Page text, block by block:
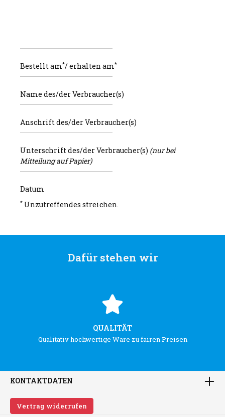
Bestellt am*/ erhalten am*
Name des/der Verbraucher(s)
Anschrift des/der Verbraucher(s)
Unterschrift des/der Verbraucher(s) (nur bei
Mitteilung auf Papier)
Datum
* Unzutreffendes streichen.
Dafür stehen wir
QUALITÄT
Qualitativ hochwertige Ware zu fairen Preisen
KONTAKTDATEN
Vertrag widerrufen